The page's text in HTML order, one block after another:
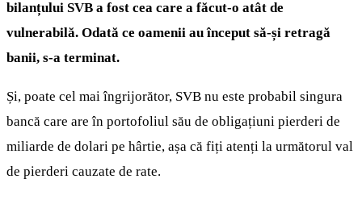
bilanțului SVB a fost cea care a făcut-o atât de
vulnerabilă. Odată ce oamenii au început să-și retragă
banii, s-a terminat.
Și, poate cel mai îngrijorător, SVB nu este probabil singura
bancă care are în portofoliul său de obligațiuni pierderi de
miliarde de dolari pe hârtie, așa că fiți atenți la următorul val
de pierderi cauzate de rate.